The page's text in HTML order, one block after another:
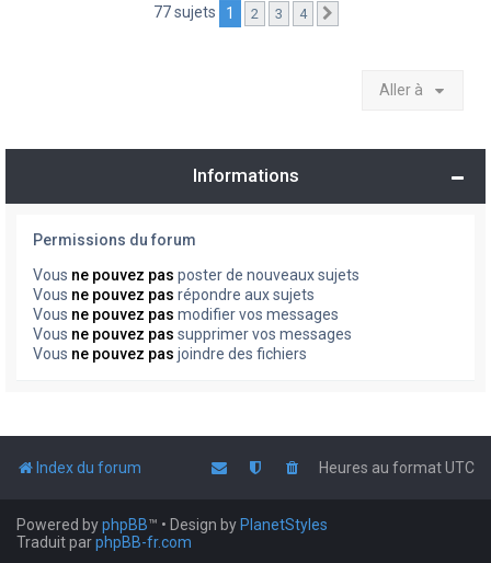
77 sujets 1 2 3 4
Aller à
Informations
Permissions du forum
Vous ne pouvez pas poster de nouveaux sujets
Vous ne pouvez pas répondre aux sujets
Vous ne pouvez pas modifier vos messages
Vous ne pouvez pas supprimer vos messages
Vous ne pouvez pas joindre des fichiers
Index du forum Heures au formatUTC
Powered byphpBB™ • Design by PlanetStyles
Traduit parphpBB-fr.com